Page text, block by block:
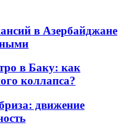
в Азербайджане
в Баку: как
коллапса?
движение